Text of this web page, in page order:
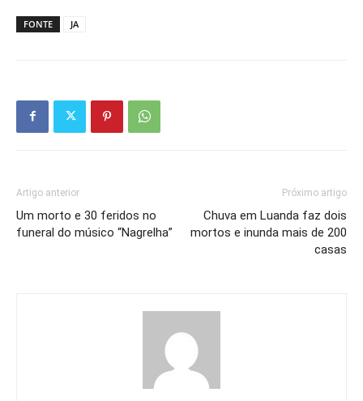
FONTE JA
Artigo anterior
Um morto e 30 feridos no
funeral do músico “Nagrelha”
Próximo artigo
Chuva em Luanda faz dois
mortos e inunda mais de 200
casas